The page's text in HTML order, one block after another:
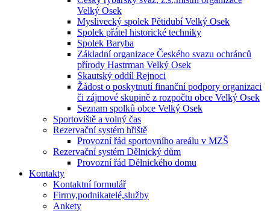
Velký Osek
Myslivecký spolek Pětidubí Velký Osek
Spolek přátel historické techniky
Spolek Baryba
Základní organizace Českého svazu ochránců
přírody Hastrman Velký Osek
Skautský oddíl Rejnoci
Žádost o poskytnutí finanční podpory organizaci
či zájmové skupině z rozpočtu obce Velký Osek
Seznam spolků obce Velký Osek
Sportoviště a volný čas
Rezervační systém hřiště
Provozní řád sportovního areálu v MZŠ
Rezervační systém Dělnický dům
Provozní řád Dělnického domu
Kontakty
Kontaktní formulář
Firmy,podnikatelé,služby
Ankety